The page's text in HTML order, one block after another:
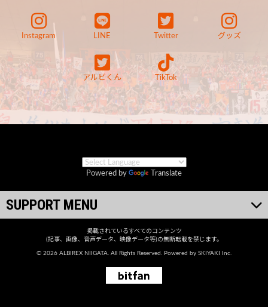
Instagram LINE Twitter グッズ
アルビくん TikTok
Powered by Translate
SUPPORT MENU
掲載されているすべてのコンテンツ
(記事、画像、音声データ、映像データ等)の無断転載を禁じます。
© 2026 ALBIREX NIIGATA. All Rights Reserved. Powered by SKIYAKI Inc.